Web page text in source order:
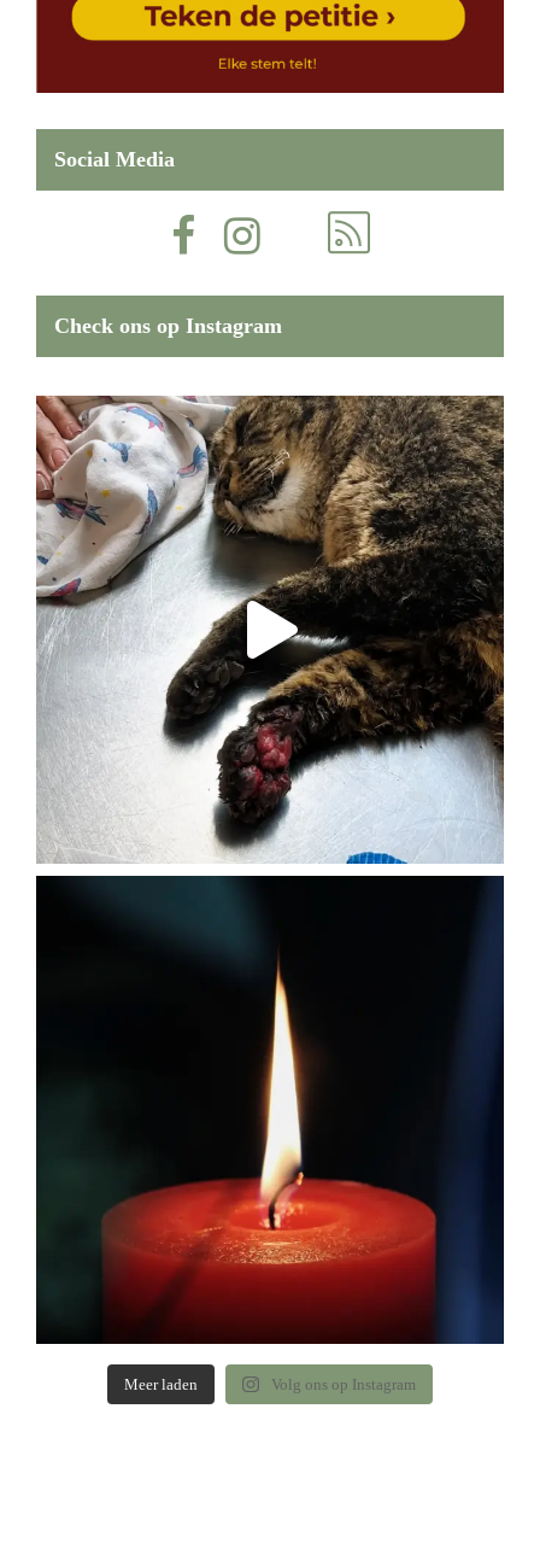
Social Media
Check ons op Instagram
Meer laden Volg ons op Instagram